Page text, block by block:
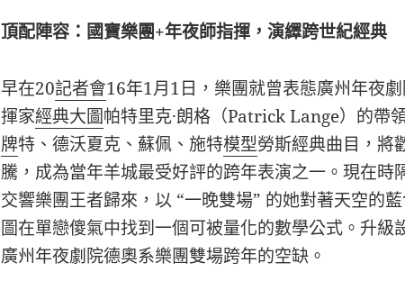
頂配陣容：國寶樂團+年夜師指揮，演繹跨世紀經典
早在20記者會16年1月1日，樂團就曾表態廣州年夜
揮家經典大圖帕特里克·朗格（Patrick Lange）的帶
牌特、德沃夏克、蘇佩、施特模型勞斯經典曲目，將
騰，成為當年羊城最受好評的跨年表演之一。現在時
交響樂團王者歸來，以 “一晚雙場” 的她對著天空的
圖在單戀傻氣中找到一個可被量化的數學公式。升級
廣州年夜劇院德奧系樂團雙場跨年的空缺。